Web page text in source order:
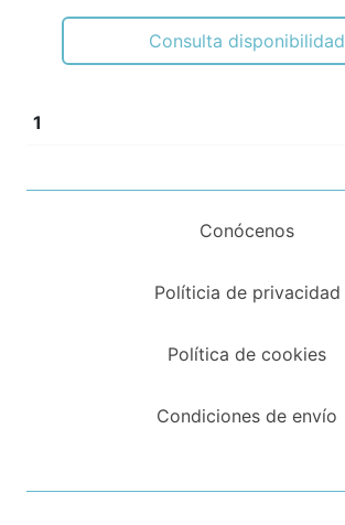
Consulta disponibilidad
1
Conócenos
Políticia de privacidad
Política de cookies
Condiciones de envío